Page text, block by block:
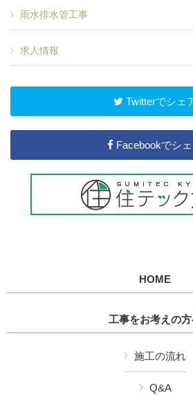
雨水排水管工事
求人情報
Twitterでシェ
Facebookでシ
HOME
工事をお考えの
施工の流れ
Q&A